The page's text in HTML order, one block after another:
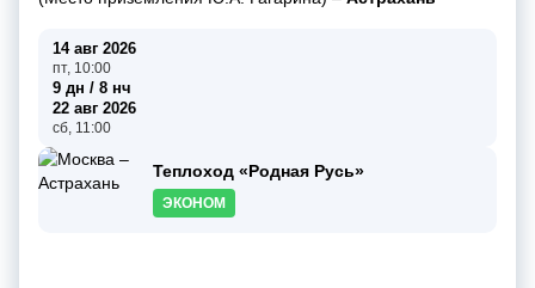
14 авг 2026
пт, 10:00
9 дн / 8 нч
22 авг 2026
сб, 11:00
Теплоход «Родная Русь»
ЭКОНОМ